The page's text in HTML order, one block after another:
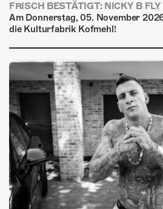
FRISCH BESTÄTIGT: NICKY B FLY
Am Donnerstag, 05. November
die Kulturfabrik Kofmehl!